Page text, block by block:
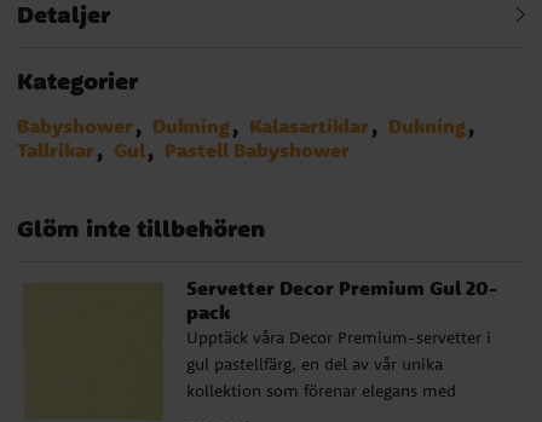
Detaljer
Kategorier
Babyshower Dukning Kalasartiklar
Dukning
Tallrikar
Gul Pastell Babyshower
Glöm inte tillbehören
Servetter Decor Premium Gul 20-
pack
Upptäck våra Decor Premium-servetter i
gul pastellfärg, en del av vår unika
kollektion som förenar elegans med
miljövänlighet. Dessa 30 x 30 cm stora